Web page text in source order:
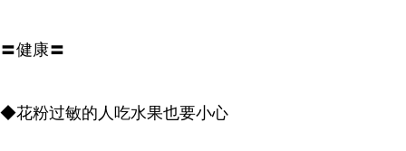
〓健康〓
◆花粉过敏的人吃水果也要小心